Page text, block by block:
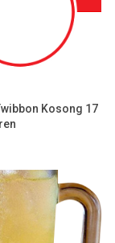
Kosong 17